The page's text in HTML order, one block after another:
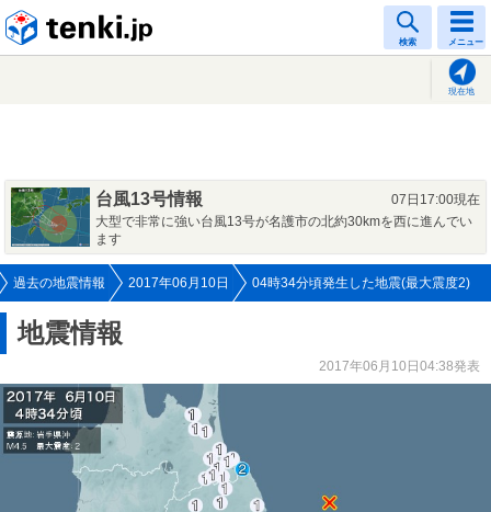
検索 メニュー
現在地
台風13号情報
07日17:00現在
大型で非常に強い台風13号が名護市の北約30kmを西に進んでい
ます
過去の地震情報 2017年06月10日 04時34分頃発生した地震(最大震度2)
地震情報
2017年06月10日04:38発表